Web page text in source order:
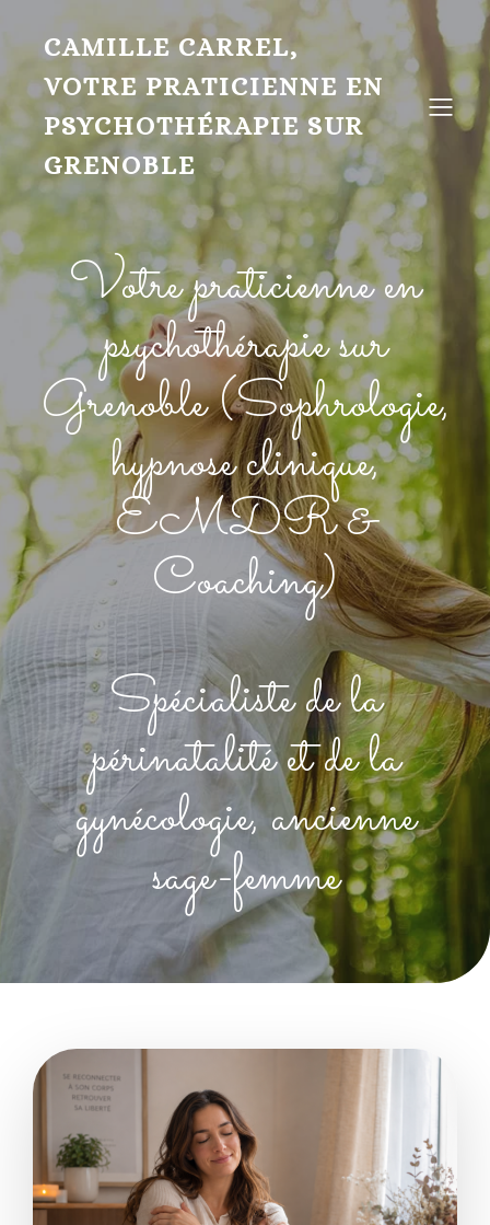
CAMILLE CARREL,
VOTRE PRATICIENNE EN
PSYCHOTHÉRAPIE SUR
GRENOBLE
Votre praticienne en
psychothérapie sur
Grenoble (Sophrologie,
hypnose clinique,
EMDR &
Coaching)
Spécialiste de la
périnatalité et de la
gynécologie, ancienne
sage-femme